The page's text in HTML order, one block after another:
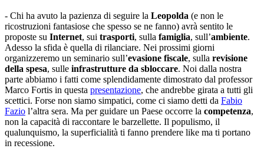
- Chi ha avuto la pazienza di seguire la Leopolda (e non le
ricostruzioni fantasiose che spesso se ne fanno) avrà sentito le
proposte su Internet, sui trasporti, sulla famiglia, sull’ambiente.
Adesso la sfida è quella di rilanciare. Nei prossimi giorni
organizzeremo un seminario sull’evasione fiscale, sulla revisione
della spesa, sulle infrastrutture da sbloccare. Noi dalla nostra
parte abbiamo i fatti come splendidamente dimostrato dal professor
Marco Fortis in questa presentazione, che andrebbe girata a tutti gli
scettici. Forse non siamo simpatici, come ci siamo detti da Fabio
Fazio l’altra sera. Ma per guidare un Paese occorre la competenza,
non la capacità di raccontare le barzellette. Il populismo, il
qualunquismo, la superficialità ti fanno prendere like ma ti portano
in recessione.